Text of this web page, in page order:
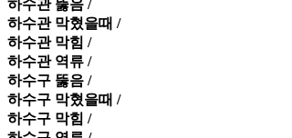
하수관 뚫음 /
하수관 막혔을때 /
하수관 막힘 /
하수관 역류 /
하수구 뚫음 /
하수구 막혔을때 /
하수구 막힘 /